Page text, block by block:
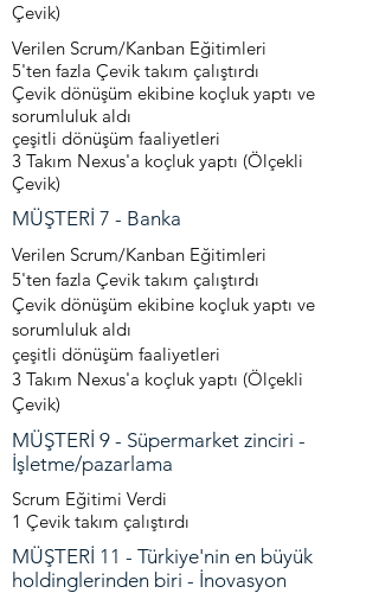
Çevik)
Verilen Scrum/Kanban Eğitimleri
5'ten fazla Çevik takım çalıştırdı
Çevik dönüşüm ekibine koçluk yaptı ve
sorumluluk aldı
çeşitli dönüşüm faaliyetleri
3 Takım Nexus'a koçluk yaptı (Ölçekli
Çevik)
MÜŞTERİ 7 - Banka
Verilen Scrum/Kanban Eğitimleri
5'ten fazla Çevik takım çalıştırdı
Çevik dönüşüm ekibine koçluk yaptı ve
sorumluluk aldı
çeşitli dönüşüm faaliyetleri
3 Takım Nexus'a koçluk yaptı (Ölçekli
Çevik)
MÜŞTERİ 9 - Süpermarket zinciri -
İşletme/pazarlama
Scrum Eğitimi Verdi
1 Çevik takım çalıştırdı
MÜŞTERİ 11 - Türkiye'nin en büyük
holdinglerinden biri - İnovasyon